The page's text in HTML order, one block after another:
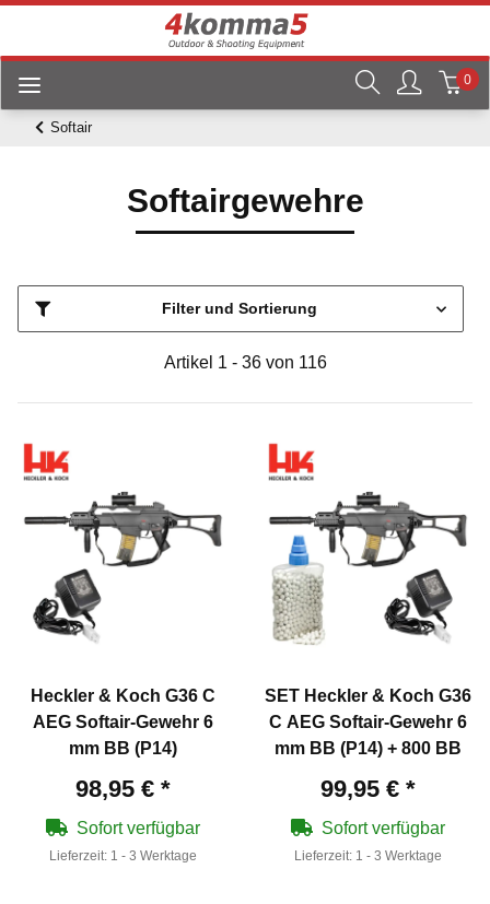
0
Softair
Softairgewehre
Filter und Sortierung
Artikel 1 - 36 von 116
Heckler & Koch G36 C
AEG Softair-Gewehr 6
mm BB (P14)
98,95 € *
Sofort verfügbar
Lieferzeit: 1 - 3 Werktage
SET Heckler & Koch G36
C AEG Softair-Gewehr 6
mm BB (P14) + 800 BB
99,95 € *
Sofort verfügbar
Lieferzeit: 1 - 3 Werktage